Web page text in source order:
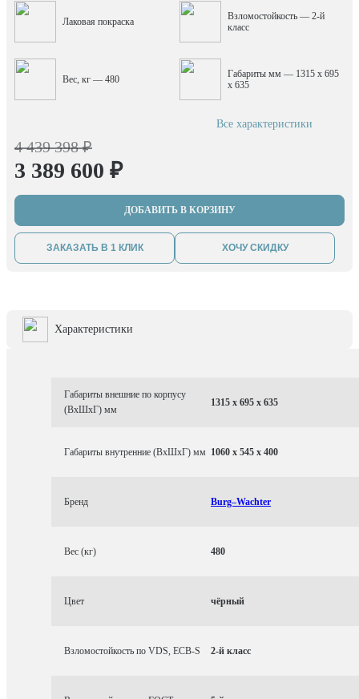
Лаковая покраска
Взломостойкость — 2-й
класс
Вес, кг — 480
Габариты мм — 1315 x 695
x 635
Все характеристики
4 439 398 ₽
3 389 600 ₽
ДОБАВИТЬ В КОРЗИНУ
ЗАКАЗАТЬ В 1 КЛИК ХОЧУ СКИДКУ
Характеристики
Габариты внешние по корпусу
(ВхШхГ) мм
1315 x 695 x 635
Габариты внутренние (ВхШхГ) мм 1060 x 545 x 400
Бренд Burg–Wachter
Вес (кг) 480
Цвет чёрный
Взломостойкость по VDS, ECB-S 2-й класс